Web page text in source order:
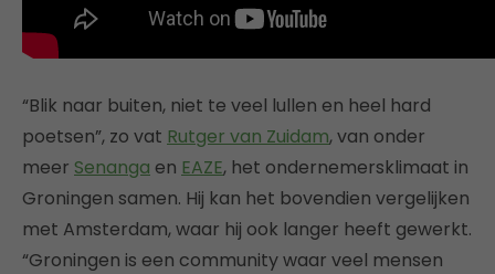
“Blik naar buiten, niet te veel lullen en heel hard
poetsen”, zo vat Rutger van Zuidam, van onder
meer Senanga en EAZE, het ondernemersklimaat in
Groningen samen. Hij kan het bovendien vergelijken
met Amsterdam, waar hij ook langer heeft gewerkt.
“Groningen is een community waar veel mensen